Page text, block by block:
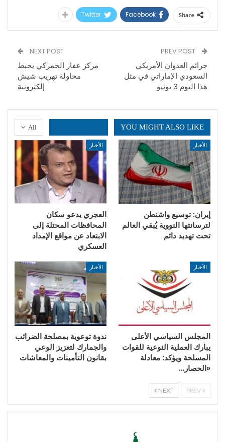
Share
Facebook
Twitter
جرائم العدوان الأمريكي
السعودي الإماراتي في مثل
هذا اليوم 3 يونيو
NEXT POST
مركز عفار الجمركي يحبط
محاولة تهريب شيش
إلكترونية
All YOU MIGHT ALSO LIKE
الأخبار
إيران: توسيع واشنطن
لترسانتها النووية يُبقي العالم
تحت تهديد دائم
الأخبار
العجري يدعو سكان
المحافظات المحتلة إلى
الابتعاد عن مواقع الإمداد
العسكري
الأخبار
المجلس السياسي الأعلى
يبارك العملية النوعية للقوات
المسلحة ويؤكد: معادلة
«الحصار…
الأخبار
ندوة توعوية بمصلحة الضرائب
والجمارك لتعزيز الوعي
بقانون التأمينات والمعاشات
NEXT